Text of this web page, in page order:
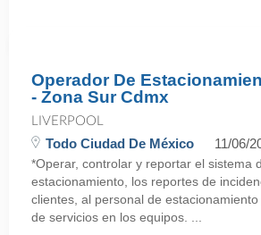
Operador De
- Zona Sur Cdmx
LIVERPOOL
Todo Ciudad De México 11/06/
*Operar, controlar y reportar el sistema
estacionamiento, los reportes de
clientes, al personal de
de servicios en los equipos. ...